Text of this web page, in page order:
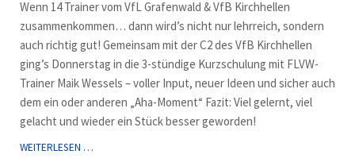
Wenn 14 Trainer vom VfL Grafenwald & VfB Kirchhellen
zusammenkommen… dann wird’s nicht nur lehrreich, sondern
auch richtig gut! Gemeinsam mit der C2 des VfB Kirchhellen
ging’s Donnerstag in die 3-stündige Kurzschulung mit FLVW-
Trainer Maik Wessels – voller Input, neuer Ideen und sicher auch
dem ein oder anderen „Aha-Moment“ Fazit: Viel gelernt, viel
gelacht und wieder ein Stück besser geworden!
WEITERLESEN …TRAINERSCHULUNG